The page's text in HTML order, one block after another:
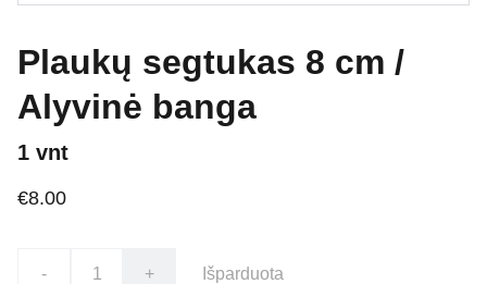
Plaukų segtukas 8 cm /
Alyvinė banga
1 vnt
€8.00
- + Išparduota